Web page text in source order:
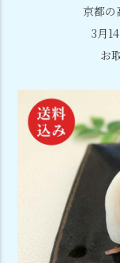
京都の
3月
お